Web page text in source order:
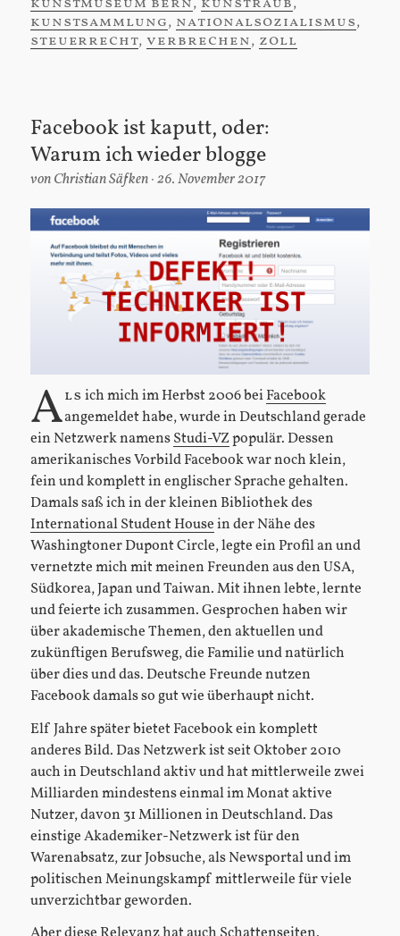
kunstsammlung, nationalsozialismus,
steuerrecht,verbrechen, zoll
Facebook ist kaputt, oder:
Warum ich wieder blogge
vonChristian Säfken 26. November 2017
Alsich mich im Herbst 2006 beiFacebook
angemeldet habe, wurde in Deutschland gerade
ein Netzwerk namensStudi-VZpopulär. Dessen
amerikanisches Vorbild Facebook war noch klein,
fein und komplett in englischer Sprache gehalten.
Damals saß ich in der kleinen Bibliothek des
International Student Housein der Nähe des
Washingtoner Dupont Circle, legte ein Profil an und
vernetzte mich mit meinen Freunden aus den USA,
Südkorea, Japan und Taiwan. Mit ihnen lebte, lernte
und feierte ich zusammen. Gesprochen haben wir
über akademische Themen, den aktuellen und
zukünftigen Berufsweg, die Familie und natürlich
über dies und das. Deutsche Freunde nutzen
Facebook damals so gut wie überhaupt nicht.
Elf Jahre später bietet Facebook ein komplett
anderes Bild. Das Netzwerk ist seit Oktober 2010
auch in Deutschland aktiv und hat mittlerweile zwei
Milliarden mindestens einmal im Monat aktive
Nutzer, davon 31 Millionen in Deutschland. Das
einstige Akademiker-Netzwerk ist für den
Warenabsatz, zur Jobsuche, als Newsportal und im
politischen Meinungskampf mittlerweile für viele
unverzichtbar geworden.